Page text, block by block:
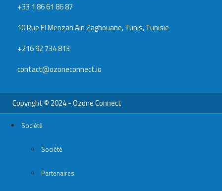
+33 1 86 61 86 87
10 Rue El Menzah Ain Zaghouane, Tunis, Tunisie
+216 92 734 813
contact@ozoneconnect.io
Copyright © 2024 - Ozone Connect
Société
Société
Partenaires